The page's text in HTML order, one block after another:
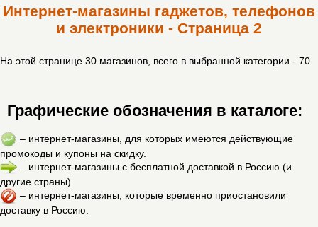
Интернет-магазины гаджетов, телефонов
и электроники - Страница 2
На этой странице 30 магазинов, всего в выбранной категории - 70.
Графические обозначения в каталоге:
– интернет-магазины, для которых имеются действующие
промокоды и купоны на скидку.
– интернет-магазины с бесплатной доставкой в Россию (и
другие страны).
– интернет-магазины, которые временно приостановили
доставку в Россию.